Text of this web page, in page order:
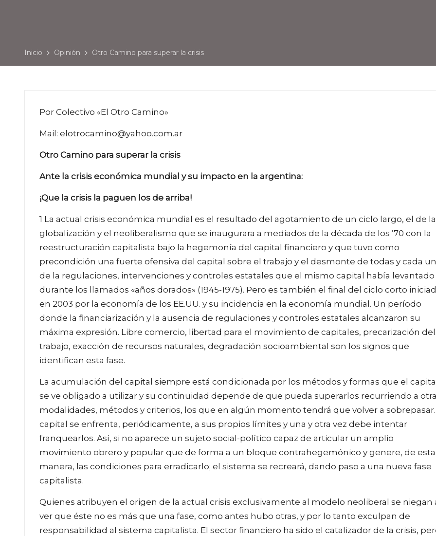
Inicio Opinión Otro Camino para superar la crisis
Por Colectivo «El Otro Camino»
Mail: elotrocamino@yahoo.com.ar
Otro Camino para superar la crisis
Ante la crisis económica mundial y su impacto en la argentina:
¡Que la crisis la paguen los de arriba!
1 La actual crisis económica mundial es el resultado del agotamiento de un ciclo largo, el de la
globalización y el neoliberalismo que se inaugurara a mediados de la década de los ’70 con la
reestructuración capitalista bajo la hegemonía del capital financiero y que tuvo como
precondición una fuerte ofensiva del capital sobre el trabajo y el desmonte de todas y cada
de la regulaciones, intervenciones y controles estatales que el mismo capital había levantado
durante los llamados «años dorados» (1945-1975). Pero es también el final del ciclo corto
en 2003 por la economía de los EE.UU. y su incidencia en la economía mundial. Un período
donde la financiarización y la ausencia de regulaciones y controles estatales alcanzaron su
máxima expresión. Libre comercio, libertad para el movimiento de capitales, precarización del
trabajo, exacción de recursos naturales, degradación socioambiental son los signos que
identifican esta fase.
La acumulación del capital siempre está condicionada por los métodos y formas que el
se ve obligado a utilizar y su continuidad depende de que pueda superarlos recurriendo a
modalidades, métodos y criterios, los que en algún momento tendrá que volver a sobrepasar.
capital se enfrenta, periódicamente, a sus propios límites y una y otra vez debe intentar
franquearlos. Así, si no aparece un sujeto social-político capaz de articular un amplio
movimiento obrero y popular que de forma a un bloque contrahegemónico y genere, de esta
manera, las condiciones para erradicarlo; el sistema se recreará, dando paso a una nueva fase
capitalista.
Quienes atribuyen el origen de la actual crisis exclusivamente al modelo neoliberal se niegan
ver que éste no es más que una fase, como antes hubo otras, y por lo tanto exculpan de
responsabilidad al sistema capitalista. El sector financiero ha sido el catalizador de la crisis,